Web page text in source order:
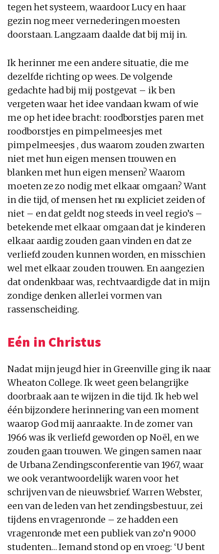
tegen het systeem, waardoor Lucy en haar
gezin nog meer vernederingen moesten
doorstaan. Langzaam daalde dat bij mij in.
Ik herinner me een andere situatie, die me
dezelfde richting op wees. De volgende
gedachte had bij mij postgevat – ik ben
vergeten waar het idee vandaan kwam of wie
me op het idee bracht: roodborstjes paren met
roodborstjes en pimpelmeesjes met
pimpelmeesjes , dus waarom zouden zwarten
niet met hun eigen mensen trouwen en
blanken met hun eigen mensen? Waarom
moeten ze zo nodig met elkaar omgaan? Want
in die tijd, of mensen het nu expliciet zeiden of
niet – en dat geldt nog steeds in veel regio’s –
betekende met elkaar omgaan dat je kinderen
elkaar aardig zouden gaan vinden en dat ze
verliefd zouden kunnen worden, en misschien
wel met elkaar zouden trouwen. En aangezien
dat ondenkbaar was, rechtvaardigde dat in mijn
zondige denken allerlei vormen van
rassenscheiding.
Eén in Christus
Nadat mijn jeugd hier in Greenville ging ik naar
Wheaton College. Ik weet geen belangrijke
doorbraak aan te wijzen in die tijd. Ik heb wel
één bijzondere herinnering van een moment
waarop God mij aanraakte. In de zomer van
1966 was ik verliefd geworden op Noël, en we
zouden gaan trouwen. We gingen samen naar
de Urbana Zendingsconferentie van 1967, waar
we ook verantwoordelijk waren voor het
schrijven van de nieuwsbrief. Warren Webster,
een van de leden van het zendingsbestuur, zei
tijdens en vragenronde – ze hadden een
vragenronde met een publiek van zo’n 9000
studenten… Iemand stond op en vroeg: ‘U bent